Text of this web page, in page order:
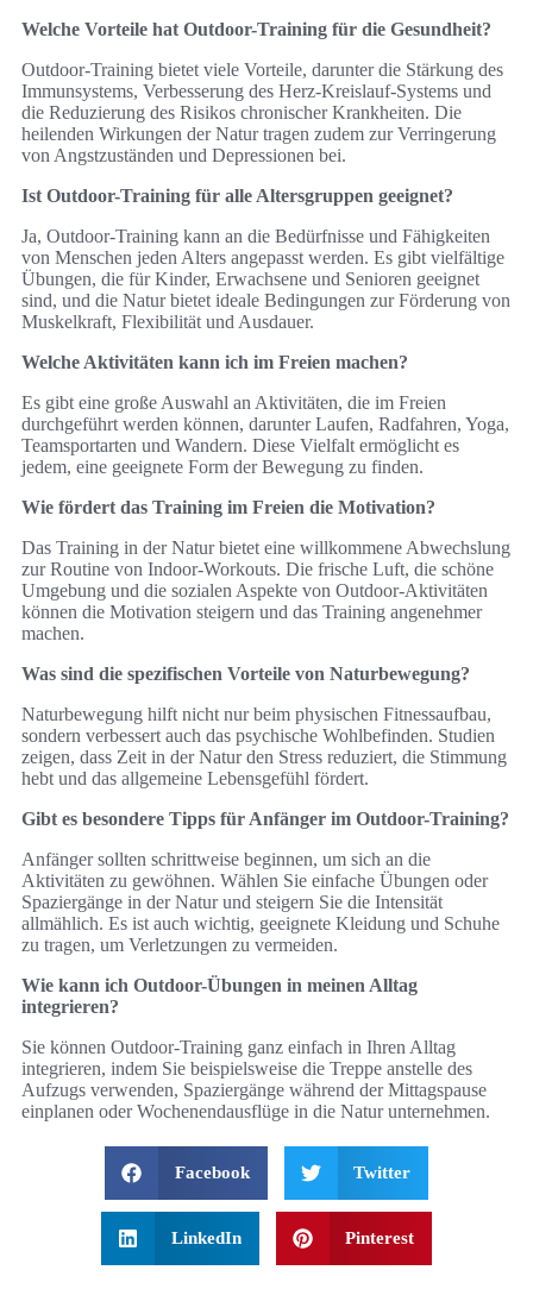
Welche Vorteile hat Outdoor-Training für die Gesundheit?
Outdoor-Training bietet viele Vorteile, darunter die Stärkung des
Immunsystems, Verbesserung des Herz-Kreislauf-Systems und
die Reduzierung des Risikos chronischer Krankheiten. Die
heilenden Wirkungen der Natur tragen zudem zur Verringerung
von Angstzuständen und Depressionen bei.
Ist Outdoor-Training für alle Altersgruppen geeignet?
Ja, Outdoor-Training kann an die Bedürfnisse und Fähigkeiten
von Menschen jeden Alters angepasst werden. Es gibt vielfältige
Übungen, die für Kinder, Erwachsene und Senioren geeignet
sind, und die Natur bietet ideale Bedingungen zur Förderung von
Muskelkraft, Flexibilität und Ausdauer.
Welche Aktivitäten kann ich im Freien machen?
Es gibt eine große Auswahl an Aktivitäten, die im Freien
durchgeführt werden können, darunter Laufen, Radfahren, Yoga,
Teamsportarten und Wandern. Diese Vielfalt ermöglicht es
jedem, eine geeignete Form der Bewegung zu finden.
Wie fördert das Training im Freien die Motivation?
Das Training in der Natur bietet eine willkommene Abwechslung
zur Routine von Indoor-Workouts. Die frische Luft, die schöne
Umgebung und die sozialen Aspekte von Outdoor-Aktivitäten
können die Motivation steigern und das Training angenehmer
machen.
Was sind die spezifischen Vorteile von Naturbewegung?
Naturbewegung hilft nicht nur beim physischen Fitnessaufbau,
sondern verbessert auch das psychische Wohlbefinden. Studien
zeigen, dass Zeit in der Natur den Stress reduziert, die Stimmung
hebt und das allgemeine Lebensgefühl fördert.
Gibt es besondere Tipps für Anfänger im Outdoor-Training?
Anfänger sollten schrittweise beginnen, um sich an die
Aktivitäten zu gewöhnen. Wählen Sie einfache Übungen oder
Spaziergänge in der Natur und steigern Sie die Intensität
allmählich. Es ist auch wichtig, geeignete Kleidung und Schuhe
zu tragen, um Verletzungen zu vermeiden.
Wie kann ich Outdoor-Übungen in meinen Alltag
integrieren?
Sie können Outdoor-Training ganz einfach in Ihren Alltag
integrieren, indem Sie beispielsweise die Treppe anstelle des
Aufzugs verwenden, Spaziergänge während der Mittagspause
einplanen oder Wochenendausflüge in die Natur unternehmen.
Facebook Twitter
LinkedIn Pinterest